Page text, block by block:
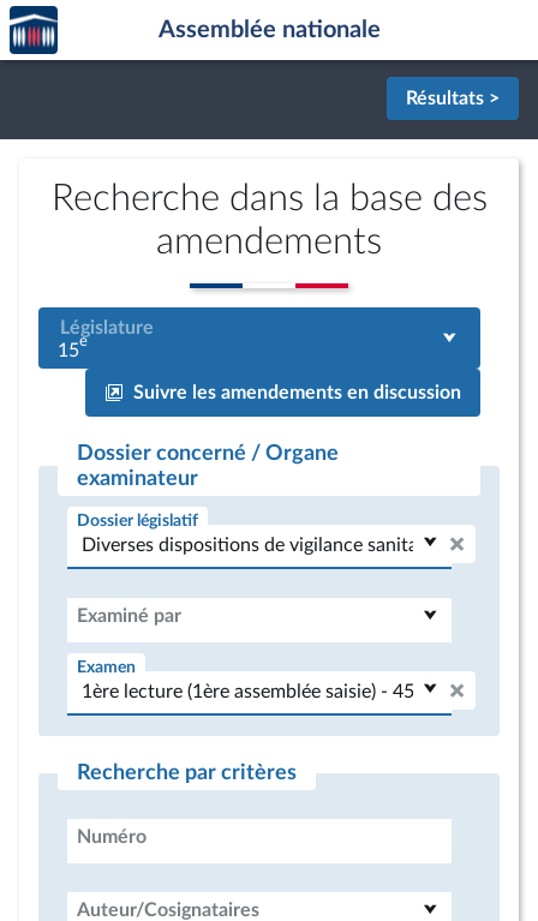
Aller au contenu
Aller en bas de la page
Accèder
à la
page
Assemblée nationale
Résultats >
Recherche dans la base des
amendements
Législature
15e
Suivre les amendements en discussion
Dossier concerné / Organe
examinateur
Dossier législatif
Examiné par
Examen
Recherche par critères
Numéro
Auteur/Cosignataires